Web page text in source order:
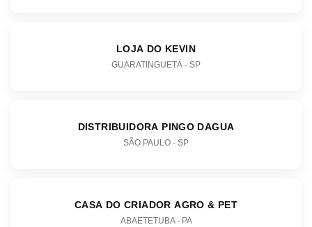
LOJA DO KEVIN
GUARATINGUETÁ - SP
DISTRIBUIDORA PINGO DAGUA
SÃO PAULO - SP
CASA DO CRIADOR AGRO & PET
ABAETETUBA - PA